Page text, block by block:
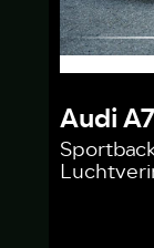
Audi A7